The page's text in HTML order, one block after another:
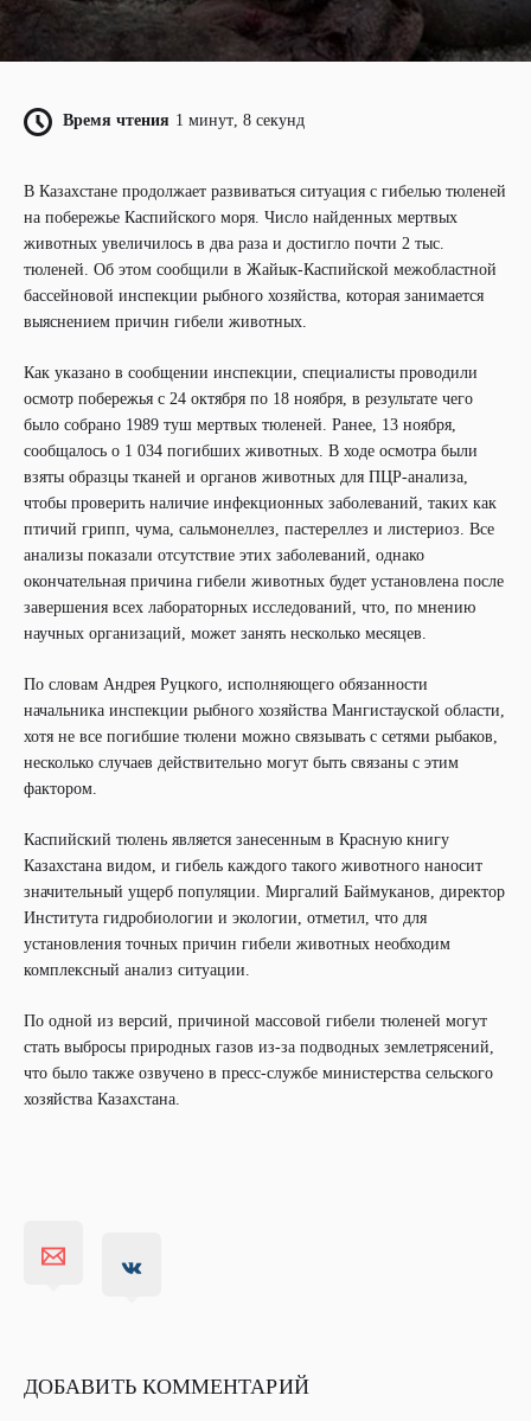
Время чтения 1 минут, 8 секунд
В Казахстане продолжает развиваться ситуация с гибелью тюленей
на побережье Каспийского моря. Число найденных мертвых
животных увеличилось в два раза и достигло почти 2 тыс.
тюленей. Об этом сообщили в Жайык-Каспийской межобластной
бассейновой инспекции рыбного хозяйства, которая занимается
выяснением причин гибели животных.
Как указано в сообщении инспекции, специалисты проводили
осмотр побережья с 24 октября по 18 ноября, в результате чего
было собрано 1989 туш мертвых тюленей. Ранее, 13 ноября,
сообщалось о 1 034 погибших животных. В ходе осмотра были
взяты образцы тканей и органов животных для ПЦР-анализа,
чтобы проверить наличие инфекционных заболеваний, таких как
птичий грипп, чума, сальмонеллез, пастереллез и листериоз. Все
анализы показали отсутствие этих заболеваний, однако
окончательная причина гибели животных будет установлена после
завершения всех лабораторных исследований, что, по мнению
научных организаций, может занять несколько месяцев.
По словам Андрея Руцкого, исполняющего обязанности
начальника инспекции рыбного хозяйства Мангистауской области,
хотя не все погибшие тюлени можно связывать с сетями рыбаков,
несколько случаев действительно могут быть связаны с этим
фактором.
Каспийский тюлень является занесенным в Красную книгу
Казахстана видом, и гибель каждого такого животного наносит
значительный ущерб популяции. Миргалий Баймуканов, директор
Института гидробиологии и экологии, отметил, что для
установления точных причин гибели животных необходим
комплексный анализ ситуации.
По одной из версий, причиной массовой гибели тюленей могут
стать выбросы природных газов из-за подводных землетрясений,
что было также озвучено в пресс-службе министерства сельского
хозяйства Казахстана.
ДОБАВИТЬ КОММЕНТАРИЙ